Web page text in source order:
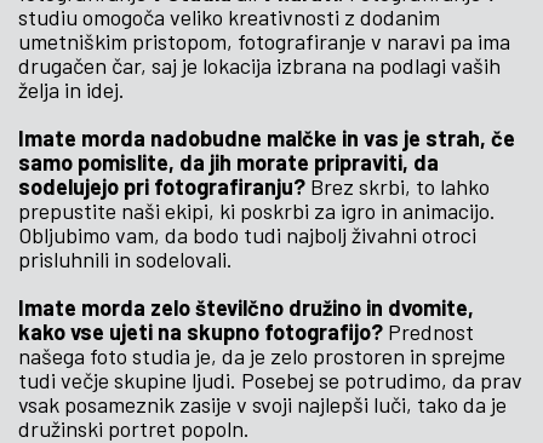
studiu omogoča veliko kreativnosti z dodanim
umetniškim pristopom, fotografiranje v naravi pa ima
drugačen čar, saj je lokacija izbrana na podlagi vaših
želja in idej.
Imate morda nadobudne malčke in vas je strah, če
samo pomislite, da jih morate pripraviti, da
sodelujejo pri fotografiranju? Brez skrbi, to lahko
prepustite naši ekipi, ki poskrbi za igro in animacijo.
Obljubimo vam, da bodo tudi najbolj živahni otroci
prisluhnili in sodelovali.
Imate morda zelo številčno družino in dvomite,
kako vse ujeti na skupno fotografijo? Prednost
našega foto studia je, da je zelo prostoren in sprejme
tudi večje skupine ljudi. Posebej se potrudimo, da prav
vsak posameznik zasije v svoji najlepši luči, tako da je
družinski portret popoln.